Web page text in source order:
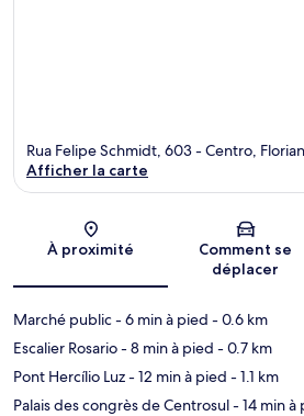
Carte
Rua Felipe Schmidt, 603 - Centro,
Afficher la carte
À proximité
Comment se
déplacer
Marché public- 6 min à pied - 0.6 km
Escalier Rosario- 8 min à pied - 0.7 km
Pont Hercílio Luz- 12 min à pied - 1.1 km
Palais des congrès de Centrosul- 14 min à